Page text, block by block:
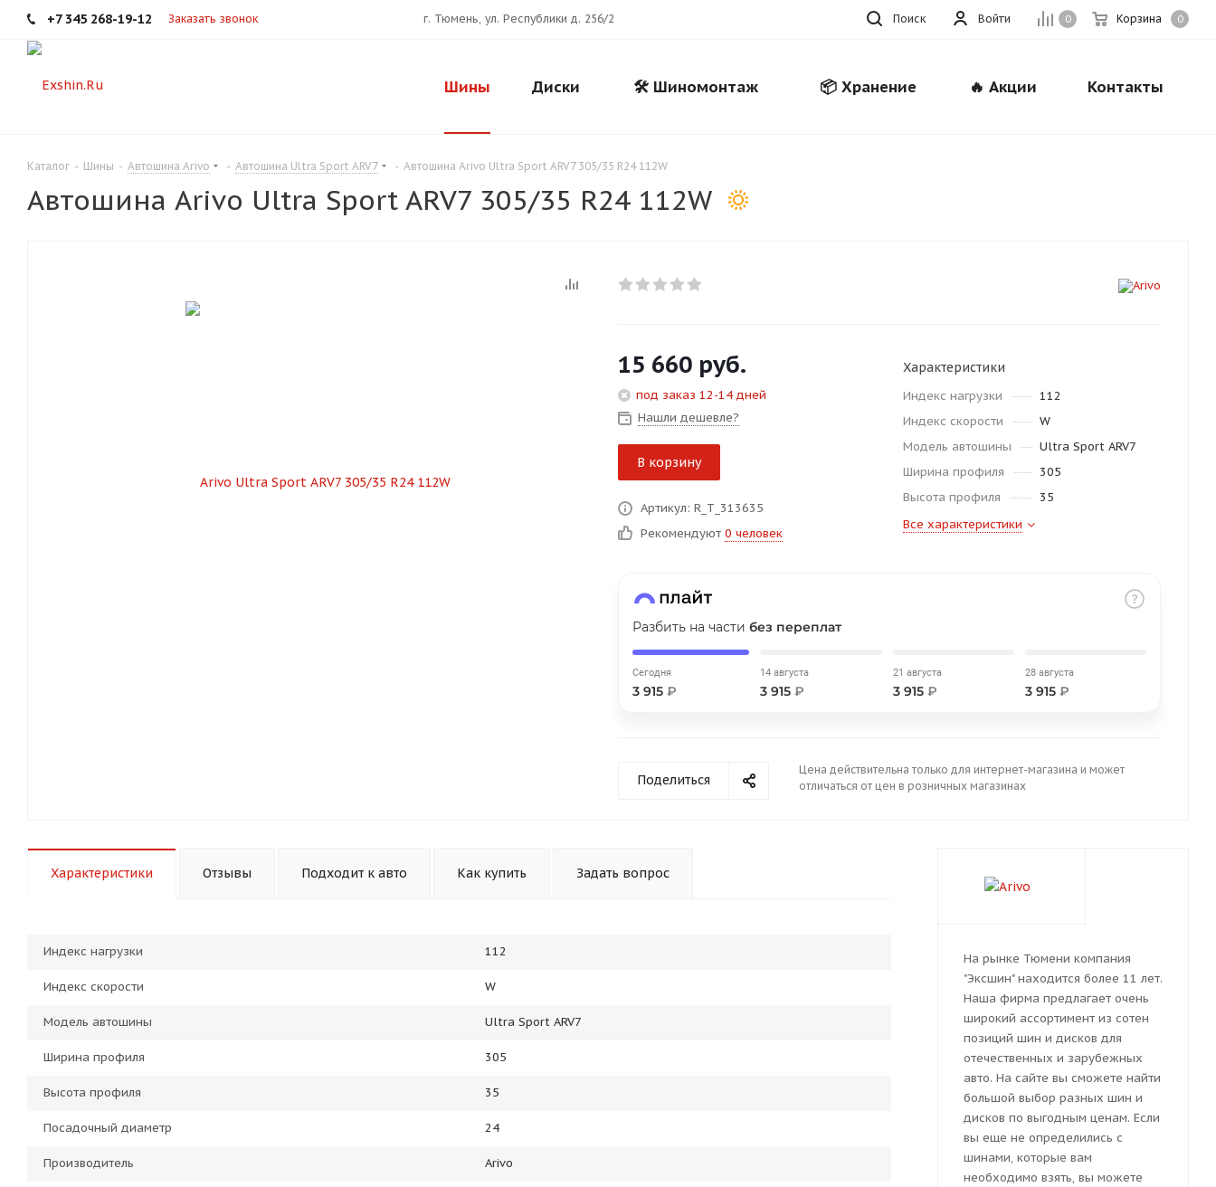
+7 345 268-19-12 Заказать звонок 0 Корзина 0
Войти
г. Тюмень, ул. Республики д. 256/2 Поиск
Шины Диски 🛠️ Шиномонтаж 📦 Хранение 🔥 Акции Контакты
Каталог - Шины - Автошина Arivo - Автошина Ultra Sport ARV7 - Автошина Arivo Ultra Sport ARV7 305/35 R24 112W
Автошина Arivo Ultra Sport ARV7 305/35 R24 112W
15 660 руб.
под заказ 12-14 дней
Нашли дешевле?
В корзину
Артикул: R_T_313635
Рекомендуют 0 человек
Характеристики
Индекс нагрузки
112
Индекс скорости
W
Модель автошины
Ultra Sport ARV7
Ширина профиля
305
Высота профиля
35
Все характеристики
Разбить на части без переплат
Сегодня
3 915 ₽
14 августа
3 915₽
21 августа
3 915 ₽
28 августа
3 915 ₽
Поделиться
Цена действительна только для интернет-магазина и может
отличаться от цен в розничных магазинах
Характеристики Отзывы Подходит к авто Как купить Задать вопрос
Индекс нагрузки 112
Индекс скорости W
Модель автошины Ultra Sport ARV7
Ширина профиля 305
Высота профиля 35
Посадочный диаметр 24
Производитель Arivo
На рынке Тюмени компания
"Эксшин" находится более 11 лет.
Наша фирма предлагает очень
широкий ассортимент из сотен
позиций шин и дисков для
отечественных и зарубежных
авто. На сайте вы сможете найти
большой выбор разных шин и
дисков по выгодным ценам. Если
вы еще не определились с
шинами, которые вам
необходимо взять, вы можете
без переплат
График платежей
в корзину
Подробнееоб оплате Плайтом